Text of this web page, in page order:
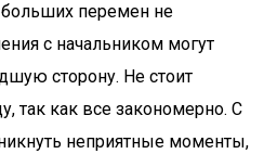
больших перемен не
с начальником могут
сторону. Не стоит
так как все закономерно. С
неприятные моменты,